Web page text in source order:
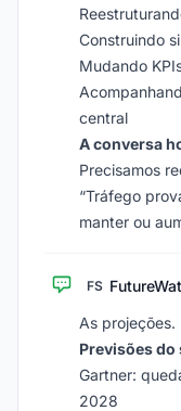
Construindo
Mudando
central
A conversa
Precisamos
“Tráfego
manter ou
FS
As projeções.
Previsões do
Gartner:
2028